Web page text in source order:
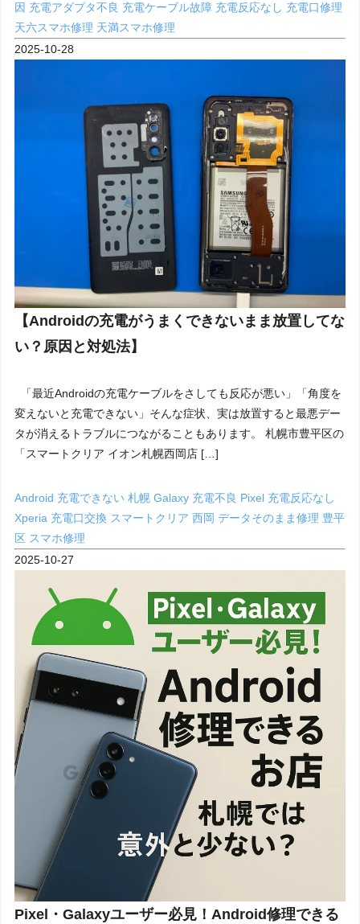
因 充電アダプタ不良 充電ケーブル故障 充電反応なし 充電口修理
天六スマホ修理 天満スマホ修理
2025-10-28
【Androidの充電がうまくできないまま放置してな
い？原因と対処法】
「最近Androidの充電ケーブルをさしても反応が悪い」「角度を
変えないと充電できない」そんな症状、実は放置すると最悪デー
タが消えるトラブルにつながることもあります。 札幌市豊平区の
「スマートクリア イオン札幌西岡店 […]
Android 充電できない 札幌Galaxy 充電不良 Pixel 充電反応なし
Xperia 充電口交換 スマートクリア 西岡データそのまま修理 豊平
区 スマホ修理
2025-10-27
Pixel・Galaxyユーザー必見！Android修理できる